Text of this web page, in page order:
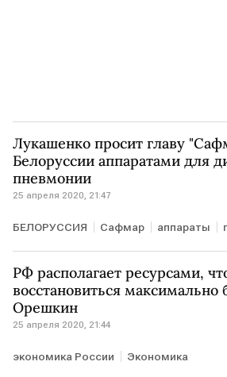
Лукашенко просит главу
Белоруссии аппаратами для
пневмонии
25 апреля 2020, 21:47
БЕЛОРУССИЯ Сафмар аппараты
РФ располагает ресурсами,
восстановиться максимально
Орешкин
25 апреля 2020, 21:44
экономика России Экономика